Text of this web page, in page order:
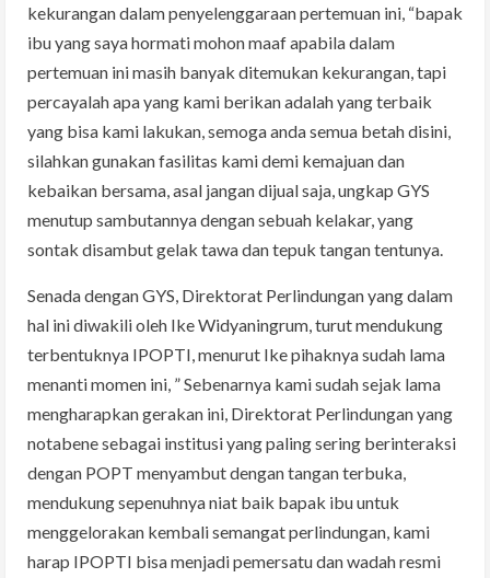
kekurangan dalam penyelenggaraan pertemuan ini, “bapak
ibu yang saya hormati mohon maaf apabila dalam
pertemuan ini masih banyak ditemukan kekurangan, tapi
percayalah apa yang kami berikan adalah yang terbaik
yang bisa kami lakukan, semoga anda semua betah disini,
silahkan gunakan fasilitas kami demi kemajuan dan
kebaikan bersama, asal jangan dijual saja, ungkap GYS
menutup sambutannya dengan sebuah kelakar, yang
sontak disambut gelak tawa dan tepuk tangan tentunya.
Senada dengan GYS, Direktorat Perlindungan yang dalam
hal ini diwakili oleh Ike Widyaningrum, turut mendukung
terbentuknya IPOPTI, menurut Ike pihaknya sudah lama
menanti momen ini, ” Sebenarnya kami sudah sejak lama
mengharapkan gerakan ini, Direktorat Perlindungan yang
notabene sebagai institusi yang paling sering berinteraksi
dengan POPT menyambut dengan tangan terbuka,
mendukung sepenuhnya niat baik bapak ibu untuk
menggelorakan kembali semangat perlindungan, kami
harap IPOPTI bisa menjadi pemersatu dan wadah resmi